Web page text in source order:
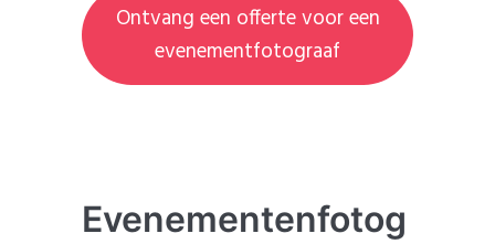
Ontvang een offerte voor een
evenementfotograaf
Evenementenfotog